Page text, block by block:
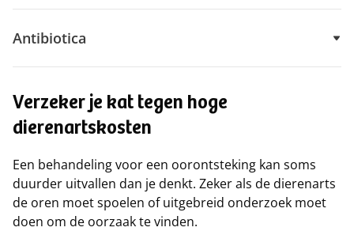
Antibiotica
Verzeker je kat tegen hoge
dierenartskosten
Een behandeling voor een oorontsteking kan soms
duurder uitvallen dan je denkt. Zeker als de dierenarts
de oren moet spoelen of uitgebreid onderzoek moet
doen om de oorzaak te vinden.